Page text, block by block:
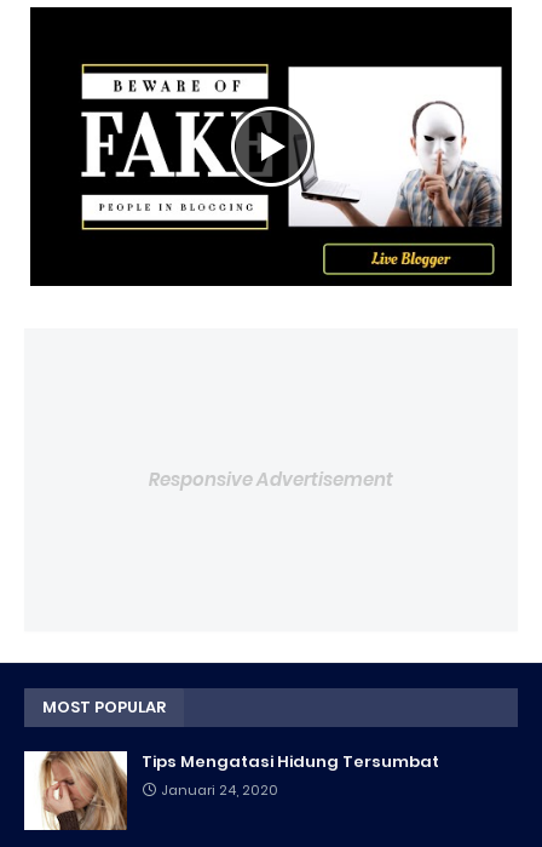
Responsive Advertisement
MOST POPULAR
Tips Mengatasi Hidung Tersumbat
Januari 24, 2020